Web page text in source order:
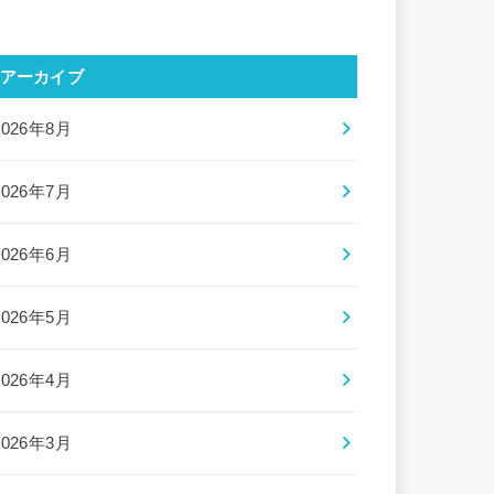
アーカイブ
年8月
年7月
年6月
年5月
年4月
年3月